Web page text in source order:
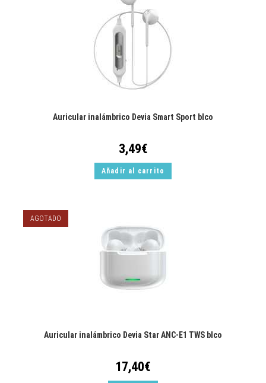
Auricular inalámbrico Devia Smart Sport blco
3,49€
Añadir al carrito
AGOTADO
Auricular inalámbrico Devia Star ANC-E1 TWS blco
17,40€